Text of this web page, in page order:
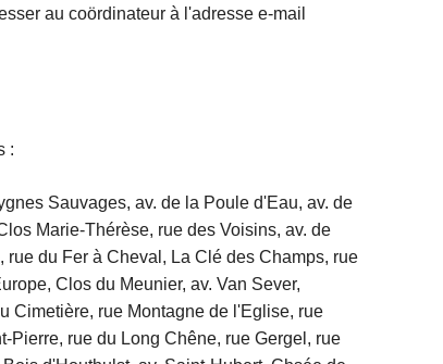
au coördinateur à l'adresse e-mail
:
Sauvages, av. de la Poule d'Eau, av. de
Marie-Thérèse, rue des Voisins, av. de
du Fer à Cheval, La Clé des Champs, rue
Clos du Meunier, av. Van Sever,
Cimetière, rue Montagne de l'Eglise, rue
Pierre, rue du Long Chêne, rue Gergel, rue